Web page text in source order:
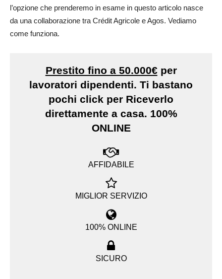
l’opzione che prenderemo in esame in questo articolo nasce
da una collaborazione tra Crédit Agricole e Agos. Vediamo
come funziona.
Prestito fino a 50.000€per
lavoratori dipendenti. Ti bastano
pochi click per Riceverlo
direttamente a casa. 100%
ONLINE
AFFIDABILE
MIGLIOR SERVIZIO
100% ONLINE
SICURO